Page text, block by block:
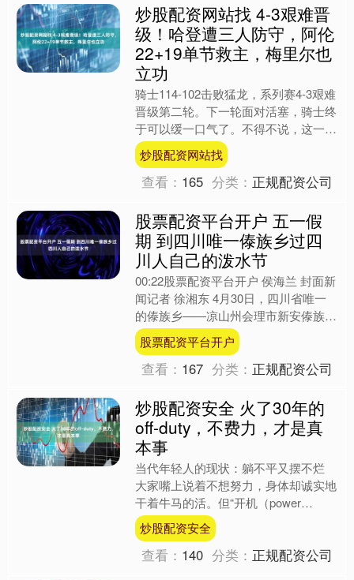
炒股配资网站找 4-3艰难晋
级！哈登遭三人防守，阿伦
22+19单节救主，梅里尔也
立功
骑士114-102击败猛龙，系列赛4-3艰难
晋级第二轮。下一轮面对活塞，骑士终
于可以缓一口气了。不得不说，这一轮
系列赛艰难啊。骑士从最佳开局2-0领
先，到后面被....
炒股配资网站找
查看： 165 分类： 正规配资公司
股票配资平台开户 五一假
期 到四川唯一傣族乡过四
川人自己的泼水节
00:22股票配资平台开户 侯海兰 封面新
闻记者 徐湘东 4月30日，四川省唯一
的傣族乡——凉山州会理市新安傣族乡
迎来了一年一度的泼水节。此次泼水节
将持续3天，....
股票配资平台开户
查看： 167 分类： 正规配资公司
炒股配资安全 火了30年的
off-duty，不费力，才是真
本事
当代年轻人的现状：躺不平又摆不烂
大家嘴上说着不想努力，身体却诚实地
干着牛马的活。但“开机（power
on）”太久，再高精力的人也觉得累
了、卷不动了。都说时尚....
炒股配资安全
查看： 140 分类： 正规配资公司